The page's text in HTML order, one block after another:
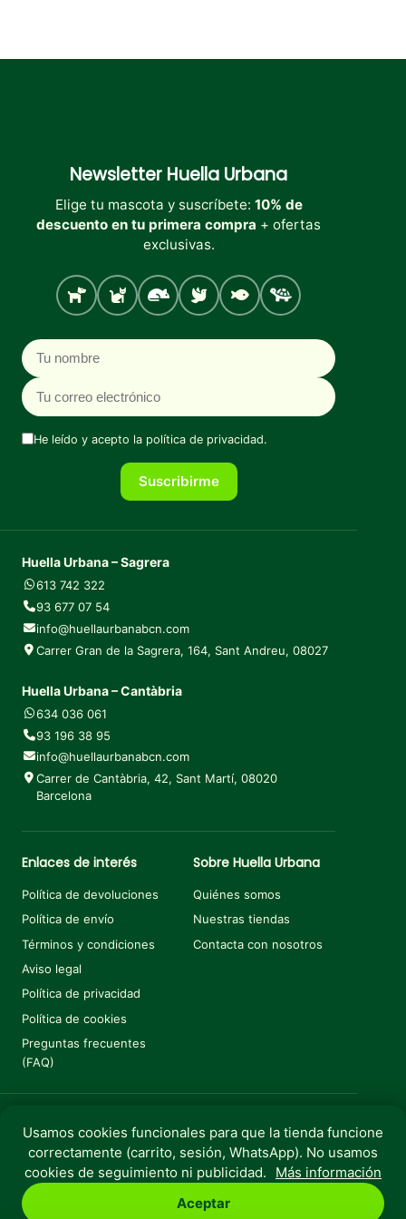
Newsletter Huella Urbana
Elige tu mascota y suscríbete: 10% de
descuento en tu primera compra + ofertas
exclusivas.
Perro Gato Roedores
Aves PecesTortugas
Nombre
Correo electrónico
He leído y acepto la política de privacidad.
Suscribirme
Huella Urbana – Sagrera
613 742 322
93 677 07 54
info@huellaurbanabcn.com
Carrer Gran de la Sagrera, 164, Sant Andreu, 08027
Huella Urbana – Cantàbria
634 036 061
93 196 38 95
info@huellaurbanabcn.com
Carrer de Cantàbria, 42, Sant Martí, 08020
Barcelona
Enlaces de interés
Política de devoluciones
Política de envío
Términos y condiciones
Aviso legal
Política de privacidad
Política de cookies
Preguntas frecuentes
(FAQ)
Sobre Huella Urbana
Quiénes somos
Nuestras tiendas
Contacta con nosotros
Copyright © 2025 Huella Urbana. Todos los derechos
reservados.
Perro PecesRebajas
Usamos cookies funcionales para que la tienda funcione
correctamente (carrito, sesión, WhatsApp). No usamos
cookies de seguimiento ni publicidad.
Más información
Aceptar
€1,80 Añadir al carrito